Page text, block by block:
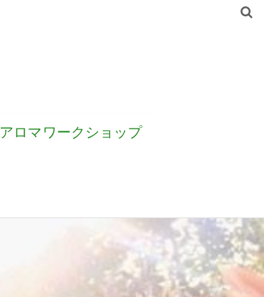
アロマワークショップ